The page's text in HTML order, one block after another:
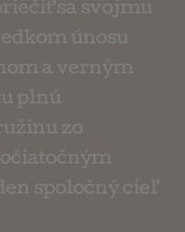
sa svojmu
únosu
a verným
plnú
zo
spoločný cieľ